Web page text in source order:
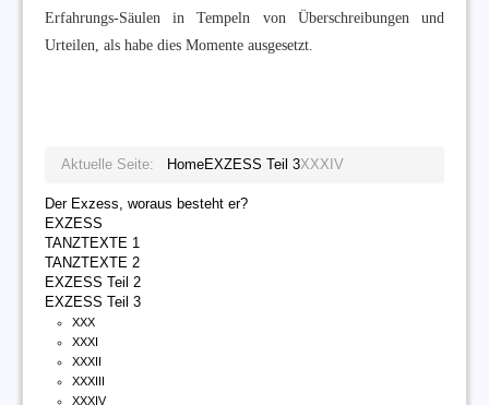
Erfahrungs-Säulen in Tempeln von Überschreibungen und
Urteilen, als habe dies Momente ausgesetzt.
Aktuelle Seite: HomeEXZESS Teil 3XXXIV
Der Exzess, woraus besteht er?
EXZESS
TANZTEXTE 1
TANZTEXTE 2
EXZESS Teil 2
EXZESS Teil 3
XXX
XXXI
XXXII
XXXIII
XXXIV